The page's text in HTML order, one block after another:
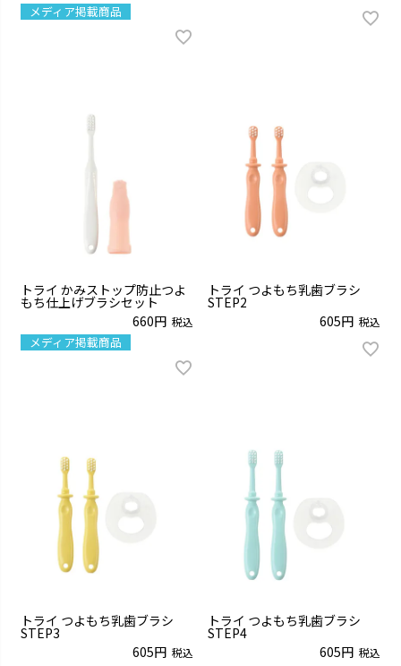
メディア掲載商品
トライ かみストップ防止つよ
もち仕上げブラシセット
660
税込
メディア掲載商品
トライ つよもち乳歯ブラシ
STEP2
605
税込
トライ つよもち乳歯ブラシ
STEP3
605
税込
トライ つよもち乳歯ブラシ
STEP4
605
税込